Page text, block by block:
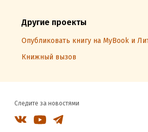
Другие проекты
Опубликовать книгу на MyBook и
Книжный вызов
Следите за новостями